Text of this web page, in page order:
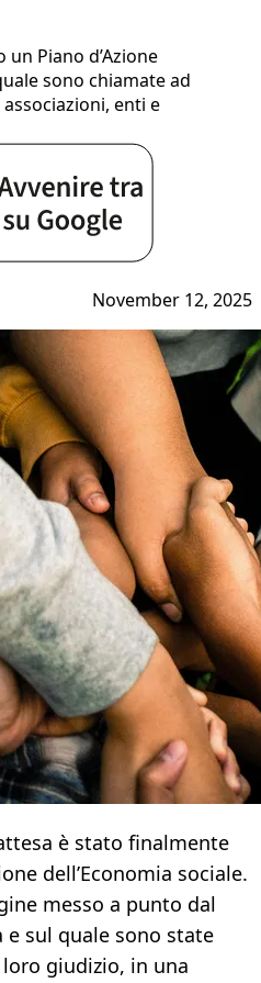
Piano d’Azione
sono chiamate ad
enti e
November 12, 2025
è stato finalmente
dell’Economia sociale.
messo a punto dal
e sul quale sono state
giudizio, in una